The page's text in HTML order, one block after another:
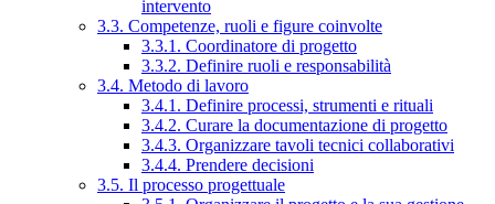
intervento
3.3. Competenze, ruoli e figure coinvolte
3.3.1. Coordinatore di progetto
3.3.2. Definire ruoli e responsabilità
3.4. Metodo di lavoro
3.4.1. Definire processi, strumenti e rituali
3.4.2. Curare la documentazione di progetto
3.4.3. Organizzare tavoli tecnici collaborativi
3.4.4. Prendere decisioni
3.5. Il processo progettuale